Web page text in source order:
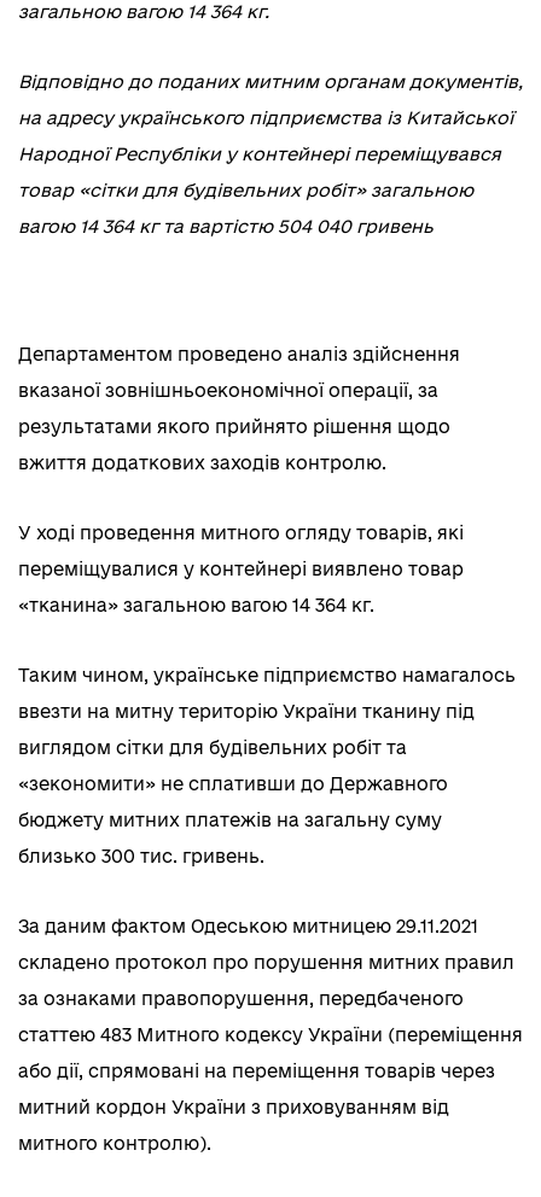
загальною вагою 14 364 кг.
Відповідно до поданих митним органам документів,
на адресу українського підприємства із Китайської
Народної Республіки у контейнері переміщувався
товар «сітки для будівельних робіт» загальною
вагою 14 364 кг та вартістю 504 040 гривень
Департаментом проведено аналіз здійснення
вказаної зовнішньоекономічної операції, за
результатами якого прийнято рішення щодо
вжиття додаткових заходів контролю.
У ході проведення митного огляду товарів, які
переміщувалися у контейнері виявлено товар
«тканина» загальною вагою 14 364 кг.
Таким чином, українське підприємство намагалось
ввезти на митну територію України тканину під
виглядом сітки для будівельних робіт та
«зекономити» не сплативши до Державного
бюджету митних платежів на загальну суму
близько 300 тис. гривень.
За даним фактом Одеською митницею 29.11.2021
складено протокол про порушення митних правил
за ознаками правопорушення, передбаченого
статтею 483 Митного кодексу України (переміщення
або дії, спрямовані на переміщення товарів через
митний кордон України з приховуванням від
митного контролю).